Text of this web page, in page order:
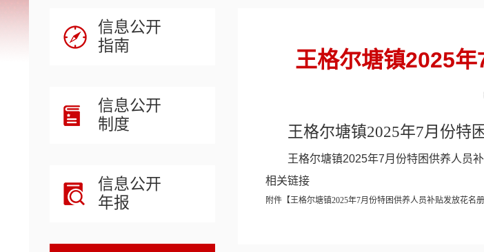
信息公开
指南
信息公开
制度
信息公开
年报
王格尔塘镇2025
王格尔塘镇2025年7月份特
王格尔塘镇2025年7月份特困供养人员
相关链接
附件【王格尔塘镇2025年7月份特困供养人员补贴发放花名